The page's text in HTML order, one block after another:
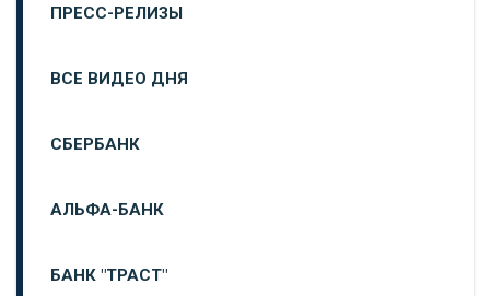
ПРЕСС-РЕЛИЗЫ
ВСЕ ВИДЕО ДНЯ
СБЕРБАНК
АЛЬФА-БАНК
БАНК "ТРАСТ"